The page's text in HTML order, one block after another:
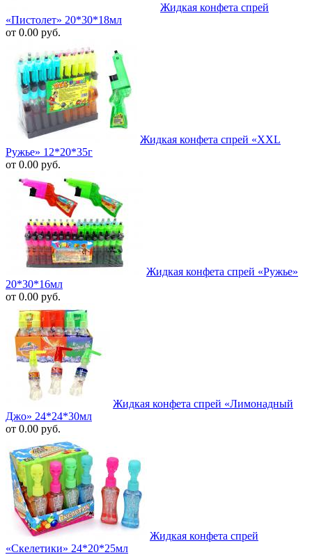
Жидкая конфета спрей
«Пистолет» 20*30*18мл
от 0.00 руб.
Жидкая конфета спрей «XXL
Ружье» 12*20*35г
от 0.00 руб.
Жидкая конфета спрей «Ружье»
20*30*16мл
от 0.00 руб.
Жидкая конфета спрей «Лимонадный
Джо» 24*24*30мл
от 0.00 руб.
Жидкая конфета спрей
«Скелетики» 24*20*25мл